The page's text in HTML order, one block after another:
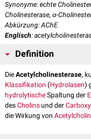
Synonyme: echte
Cholinesterase, α-
Abkürzung: AChE
Englisch:
Definition
DieAcetylcholinesterase,
Klassifikation (Hydrolasen)
hydrolytischeSpaltung der
desCholins und der
die Wirkung von Acetylcholin